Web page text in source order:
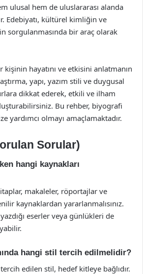
ulusal hem de uluslararası alanda
Edebiyatı, kültürel kimliğin ve
sorgulanmasında bir araç olarak
hayatını ve etkisini anlatmanın
yapı, yazım stili ve duygusal
dikkat ederek, etkili ve ilham
Bu rehber, biyografi
yardımcı olmayı amaçlamaktadır.
Sorular)
hangi kaynakları
makaleler, röportajlar ve
kaynaklardan yararlanmalısınız.
eserler veya günlükleri de
hangi stil tercih edilmelidir?
edilen stil, hedef kitleye bağlıdır.